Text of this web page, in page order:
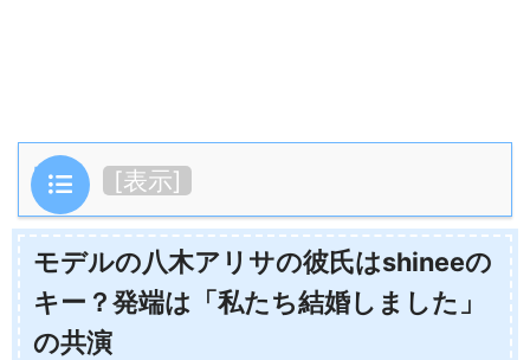
目次 [表示]
モデルの八木アリサの彼氏はshineeの
キー？発端は「私たち結婚しました」
の共演